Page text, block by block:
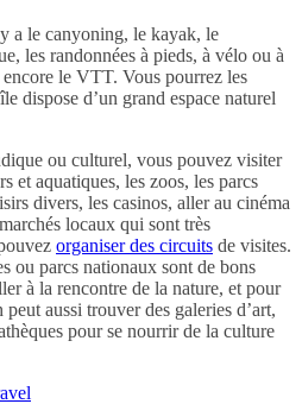
a le canyoning, le kayak, le
les randonnées à pieds, à vélo ou à
le VTT. Vous pourrez les
dispose d’un grand espace naturel
ou culturel, vous pouvez visiter
et aquatiques, les zoos, les parcs
divers, les casinos, aller au cinéma
locaux qui sont très
organiser des circuits de visites.
ou parcs nationaux sont de bons
à la rencontre de la nature, et pour
aussi trouver des galeries d’art,
pour se nourrir de la culture